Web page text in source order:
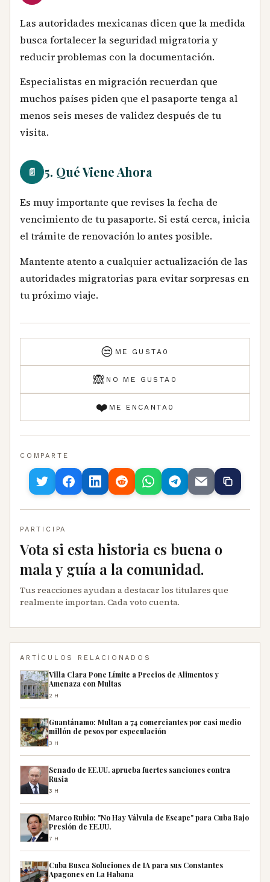
Las autoridades mexicanas dicen que la medida
busca fortalecer la seguridad migratoria y
reducir problemas con la documentación.
Especialistas en migración recuerdan que
muchos países piden que el pasaporte tenga al
menos seis meses de validez después de tu
visita.
📄 5. Qué Viene Ahora
Es muy importante que revises la fecha de
vencimiento de tu pasaporte. Si está cerca, inicia
el trámite de renovación lo antes posible.
Mantente atento a cualquier actualización de las
autoridades migratorias para evitar sorpresas en
tu próximo viaje.
😒 ME GUSTA 0
🙈 NO ME GUSTA 0
❤️ ME ENCANTA 0
COMPARTE
PARTICIPA
Vota si esta historia es buena o
mala y guía a la comunidad.
Tus reacciones ayudan a destacar los titulares que
realmente importan. Cada voto cuenta.
ARTÍCULOS RELACIONADOS
Villa Clara Pone Límite a Precios de Alimentos y
Amenaza con Multas
2H
Guantánamo: Multan a 74 comerciantes por casi medio
millón de pesos por especulación
3H
Senado de EE.UU. aprueba fuertes sanciones contra
Rusia
3H
Marco Rubio: "No Hay Válvula de Escape" para Cuba Bajo
Presión de EE.UU.
7H
Cuba Busca Soluciones de IA para sus Constantes
Apagones en La Habana